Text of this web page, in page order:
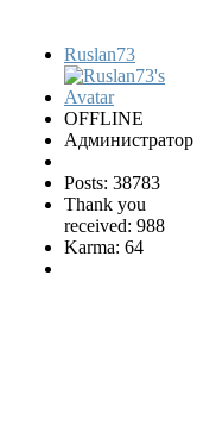
Ruslan73
OFFLINE
Администратор
Posts: 38783
Thank you
received: 988
Karma: 64